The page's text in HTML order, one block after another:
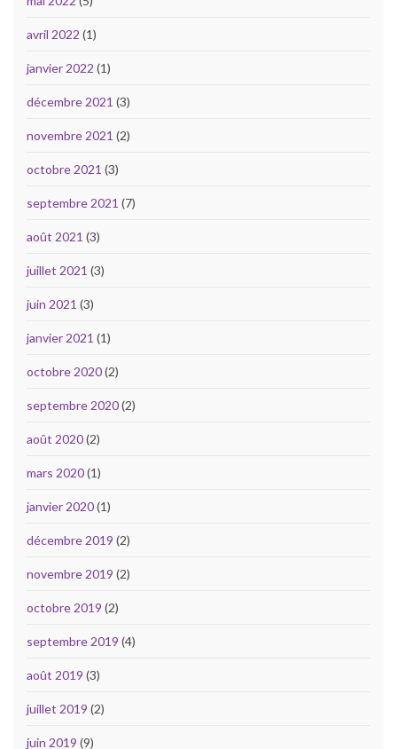
avril 2022 (1)
janvier 2022 (1)
décembre 2021 (3)
novembre 2021 (2)
octobre 2021 (3)
septembre 2021 (7)
août 2021 (3)
juillet 2021 (3)
juin 2021 (3)
janvier 2021 (1)
octobre 2020(2)
septembre 2020(2)
août 2020(2)
mars 2020(1)
janvier 2020(1)
décembre 2019 (2)
novembre 2019 (2)
octobre 2019 (2)
septembre 2019 (4)
août 2019 (3)
juillet 2019 (2)
juin 2019 (9)